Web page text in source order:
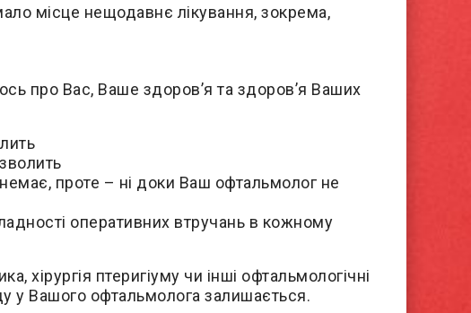
місце нещодавнє лікування, зокрема,
про Вас, Ваше здоров’я та здоров’я Ваших
проте – ні доки Ваш офтальмолог не
оперативних втручань в кожному
хірургія птеригіуму чи інші офтальмологічні
у Вашого офтальмолога залишається.